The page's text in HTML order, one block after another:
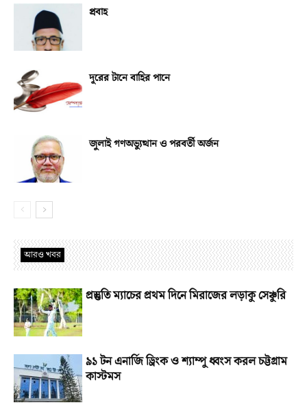
প্রবাহ
দূরের টানে বাহির পানে
জুলাই গণঅভ্যুত্থান ও পরবর্তী অর্জন
আরও খবর
প্রস্তুতি ম্যাচের প্রথম দিনে মিরাজের লড়াকু সেঞ্চুরি
৯১ টন এনার্জি ড্রিংক ও শ্যাম্পু ধ্বংস করল চট্টগ্রাম
কাস্টমস